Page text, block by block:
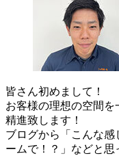
皆さん初めまして！
お客様の理想の空間
精進致します！
ブログから「こんな
ームで！？」などと